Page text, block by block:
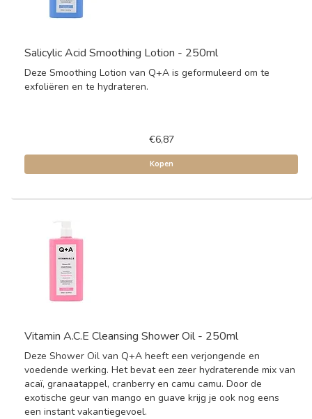
Salicylic Acid Smoothing Lotion - 250ml
Deze Smoothing Lotion van Q+A is geformuleerd om te
exfoliëren en te hydrateren.
€6,87
Kopen
Vitamin A.C.E Cleansing Shower Oil - 250ml
Deze Shower Oil van Q+A heeft een verjongende en
voedende werking. Het bevat een zeer hydraterende mix van
acaï, granaatappel, cranberry en camu camu. Door de
exotische geur van mango en guave krijg je ook nog eens
een instant vakantiegevoel.